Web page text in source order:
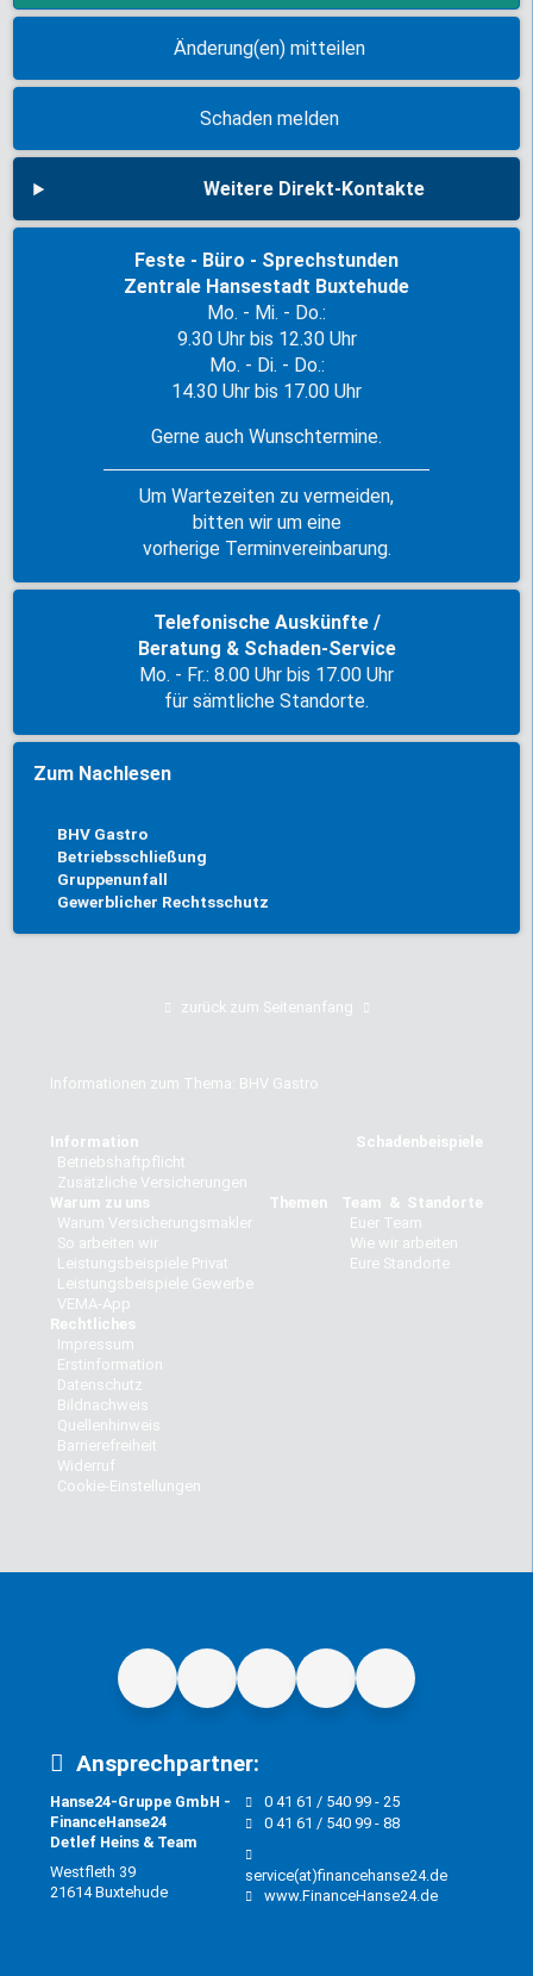
Änderung(en) mitteilen
Schaden melden
Weitere Direkt-Kontakte
Feste - Büro - Sprechstunden
Zentrale Hansestadt Buxtehude
Mo. - Mi. - Do.:
9.30 Uhr bis 12.30 Uhr
Mo. - Di. - Do.:
14.30 Uhr bis 17.00 Uhr
Gerne auch Wunschtermine.
Um Wartezeiten zu vermeiden,
bitten wir um eine
vorherige Terminvereinbarung.
Telefonische Auskünfte /
Beratung & Schaden-Service
Mo. - Fr.: 8.00 Uhr bis 17.00 Uhr
für sämtliche Standorte.
Zum Nachlesen
BHV Gastro
Betriebsschließung
Gruppenunfall
Gewerblicher Rechtsschutz
zurück zum Seitenanfang
Informationen zum Thema: BHV Gastro
Information
Betriebshaftpflicht
Zusätzliche Versicherungen
Schadenbeispiele
Warum zu uns
Warum Versicherungsmakler
So arbeiten wir
Leistungsbeispiele Privat
Leistungsbeispiele Gewerbe
VEMA-App
Themen
Team & Standorte
Euer Team
Wie wir arbeiten
Eure Standorte
Rechtliches
Impressum
Erstinformation
Datenschutz
Bildnachweis
Quellenhinweis
Barrierefreiheit
Widerruf
Cookie-Einstellungen
Ansprechpartner:
Hanse24-Gruppe GmbH -
FinanceHanse24
Detlef Heins & Team
Westfleth 39
21614 Buxtehude
0 41 61 / 540 99 - 25
0 41 61 / 540 99 - 88
service(at)financehanse24.de
www.FinanceHanse24.de